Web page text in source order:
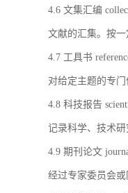
4.6 文集汇编
文献的汇集。按
4.7 工具书
对给定主题的专
4.8 科技报告
记录科学、技术
4.9 期刊论文
经过专家委员会